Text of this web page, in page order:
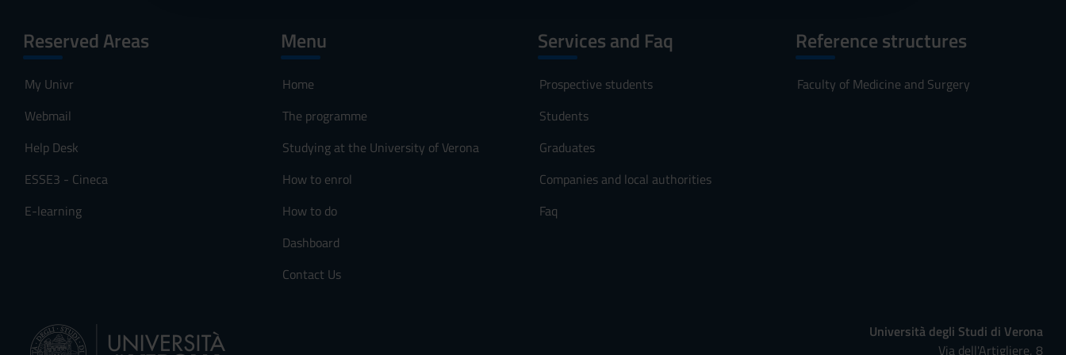
Reserved Areas
My Univr
Webmail
Help Desk
ESSE3 - Cineca
E-learning
Menu
Home
The programme
Studying at the University of Verona
How to enrol
How to do
Dashboard
Contact Us
Services and Faq
Prospective students
Students
Graduates
Companies and local authorities
Faq
Reference structures
Faculty of Medicine and Surgery
Università degli Studi di Verona
Via dell'Artigliere, 8